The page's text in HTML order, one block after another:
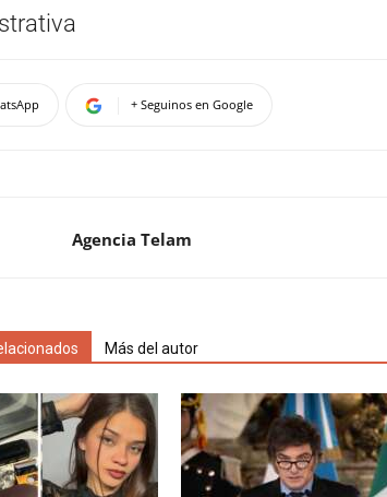
+ Seguinos en Google
Agencia Telam
Más del autor